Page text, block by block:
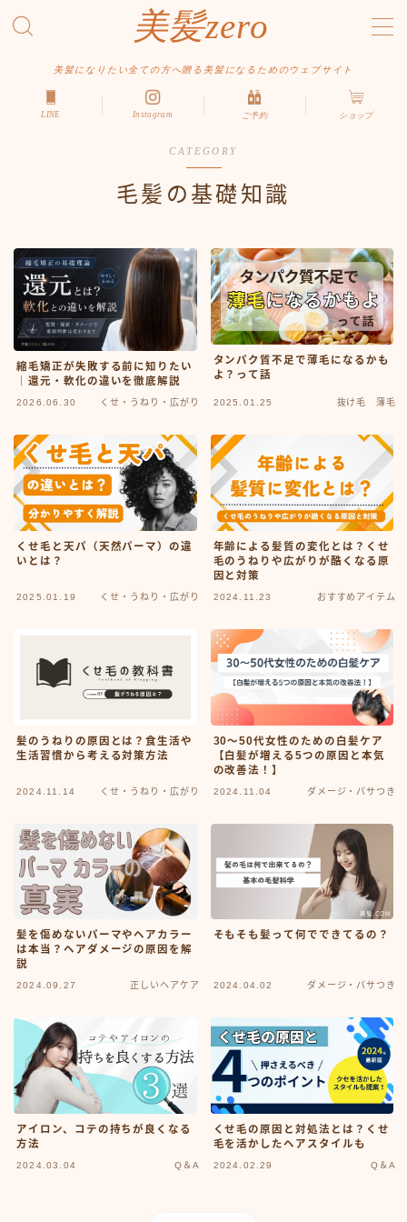
美髪zero
美髪になりたい全ての方へ贈る美髪になるためのウェブサイト
MENU
HOME
メニュー・料金
ご予約
お問い合わせ
スタイルから探す
ショート
ボブ
ロング
悩みから探す
くせ・うねり・広がり
ダメージ・パサつき
メニューから探す
縮毛矯正・髪質改善
パーマ
トリートメント
ヘッドスパ
頭皮ケア
サロンワーク実例
ヘアケア・基礎知識
毛髪の基礎知識
正しいヘアケア
間違ったヘアケア
食事・生活習慣
LINE Instagram ご予約 ショップ
CATEGORY
毛髪の基礎知識
縮毛矯正が失敗する前に知りたい
｜還元・軟化の違いを徹底解説
2026.06.30 くせ・うねり・広がり
タンパク質不足で薄毛になるかも
よ？って話
2025.01.25 抜け毛 薄毛
くせ毛と天パ（天然パーマ）の違
いとは？
2025.01.19 くせ・うねり・広がり
年齢による髪質の変化とは？くせ
毛のうねりや広がりが酷くなる原
因と対策
2024.11.23 おすすめアイテム
髪のうねりの原因とは？食生活や
生活習慣から考える対策方法
2024.11.14 くせ・うねり・広がり
30〜50代女性のための白髪ケア
【白髪が増える5つの原因と本気
の改善法！】
2024.11.04 ダメージ・パサつき
髪を傷めないパーマやヘアカラー
は本当？ヘアダメージの原因を解
説
2024.09.27 正しいヘアケア
そもそも髪って何でできてるの？
2024.04.02 ダメージ・パサつき
アイロン、コテの持ちが良くなる
方法
2024.03.04 Q＆A
くせ毛の原因と対処法とは？くせ
毛を活かしたヘアスタイルも
2024.02.29 Q＆A